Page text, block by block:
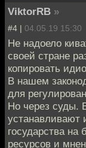
ViktorRB »
#4 | 04.05.19 15:30
Не надоело
своей стране
копировать
В нашем
для
Но через суды.
устанавливают
государства на
ресурсов и